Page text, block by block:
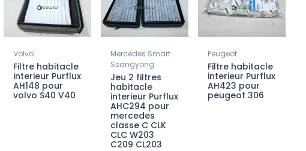
Volvo
Filtre habitacle
interieur Purflux
AH148 pour
volvo S40 V40
Mercedes Smart
Ssangyong
Jeu 2 filtres
habitacle
interieur Purflux
AHC294 pour
mercedes
classe C CLK
CLC W203
C209 CL203
Peugeot
Filtre habitacle
interieur Purflux
AH423 pour
peugeot 306